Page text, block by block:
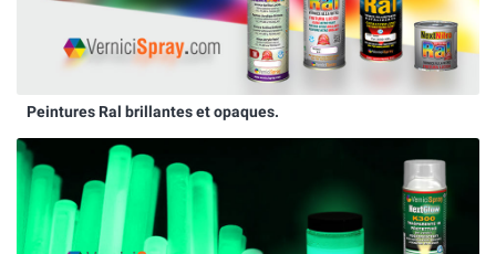
Peintures Ral brillantes et opaques.